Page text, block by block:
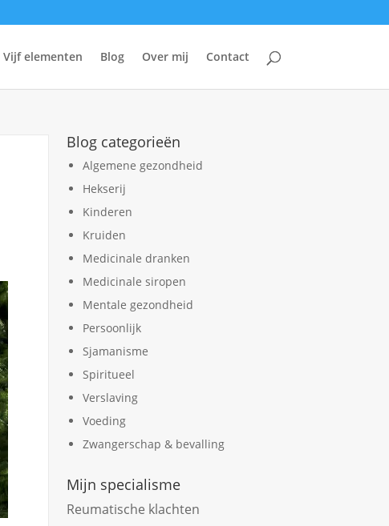
Vijf elementen Blog Over mij Contact
Blog categorieën
Algemene gezondheid
Hekserij
Kinderen
Kruiden
Medicinale dranken
Medicinale siropen
Mentale gezondheid
Persoonlijk
Sjamanisme
Spiritueel
Verslaving
Voeding
Zwangerschap & bevalling
Mijn specialisme
Reumatische klachten